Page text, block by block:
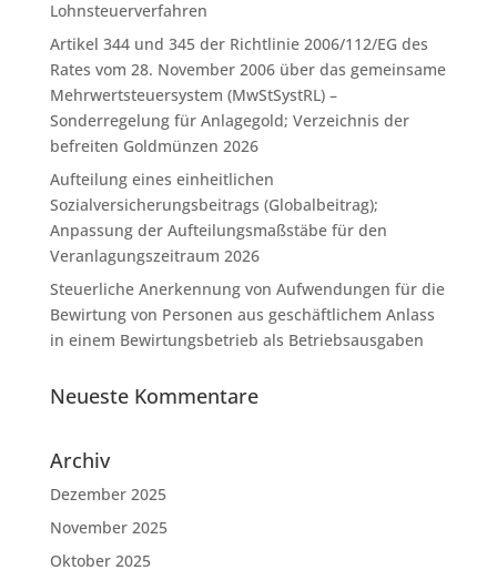
Lohnsteuerverfahren
Artikel 344 und 345 der Richtlinie 2006/112/EG des
Rates vom 28. November 2006 über das gemeinsame
Mehrwertsteuersystem (MwStSystRL) –
Sonderregelung für Anlagegold; Verzeichnis der
befreiten Goldmünzen 2026
Aufteilung eines einheitlichen
Sozialversicherungsbeitrags (Globalbeitrag);
Anpassung der Aufteilungsmaßstäbe für den
Veranlagungszeitraum 2026
Steuerliche Anerkennung von Aufwendungen für die
Bewirtung von Personen aus geschäftlichem Anlass
in einem Bewirtungsbetrieb als Betriebsausgaben
Neueste Kommentare
Archiv
Dezember 2025
November 2025
Oktober 2025